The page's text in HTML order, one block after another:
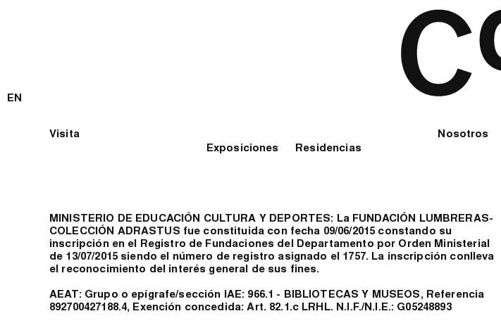
MINISTERIO DE EDUCACIÓN CULTURA Y DEPORTES: La FUNDACIÓN LUMBRERAS-
COLECCIÓN ADRASTUS fue constituida con fecha 09/06/2015 constando su
inscripción en el Registro de Fundaciones del Departamento por Orden Ministerial
de 13/07/2015 siendo el número de registro asignado el 1757. ­­­­­La inscripción conlleva
el reconocimiento del interés general de sus fines.
AEAT: Grupo o epígrafe/sección IAE: 966.1 - BIBLIOTECAS Y MUSEOS, Referencia
892700427188.4, Exención concedida: Art. 82.1.c LRHL. N.I.F./N.I.E.: G05248893
Visita
Exposiciones
Residencias
Nosotros
EN